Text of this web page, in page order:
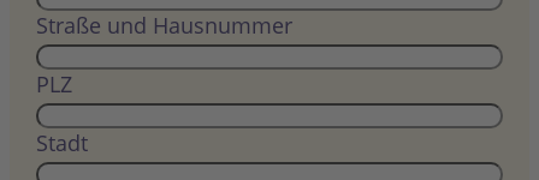
Straße und Hausnummer
PLZ
Stadt